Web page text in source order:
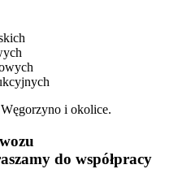
do współpracy